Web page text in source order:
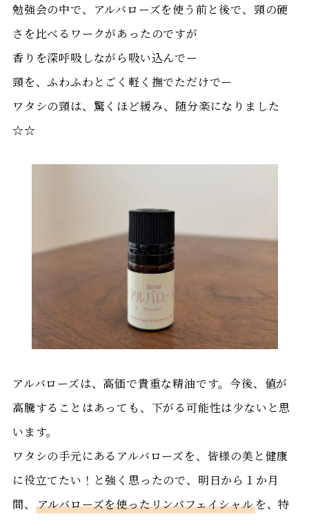
勉強会の中で、アルバローズを使う前と後で、頸の硬
さを比べるワークがあったのですが
香りを深呼吸しながら吸い込んでー
頸を、ふわふわとごく軽く撫でただけでー
ワタシの頸は、驚くほど緩み、随分楽になりました
☆☆
アルバローズは、高価で貴重な精油です。今後、値が
高騰することはあっても、下がる可能性は少ないと思
います。
ワタシの手元にあるアルバローズを、皆様の美と健康
に役立てたい！と強く思ったので、明日から１か月
間、 アルバローズを使ったリンパフェイシャルを、特